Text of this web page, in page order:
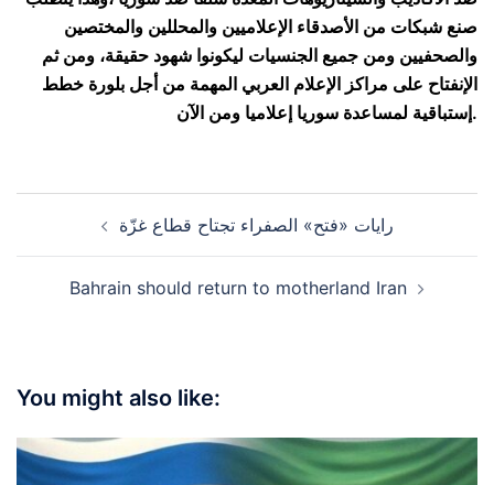
صنع شبكات من الأصدقاء الإعلاميين والمحللين والمختصين
والصحفيين ومن جميع الجنسيات ليكونوا شهود حقيقة، ومن ثم
الإنفتاح على مراكز الإعلام العربي المهمة من أجل بلورة خطط
إستباقية لمساعدة سوريا إعلاميا ومن الآن.
navigationرايات «فتح» الصفراء تجتاح قطاع غزّة
Bahrain should return to motherland Iran
You might also like: